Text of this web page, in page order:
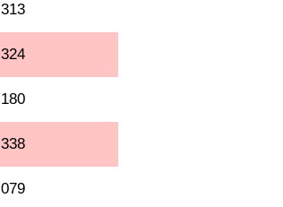
313
324
180
338
079